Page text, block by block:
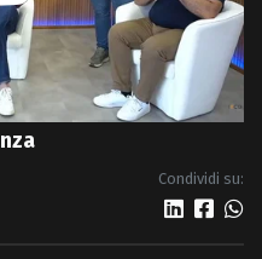
Condividi su: